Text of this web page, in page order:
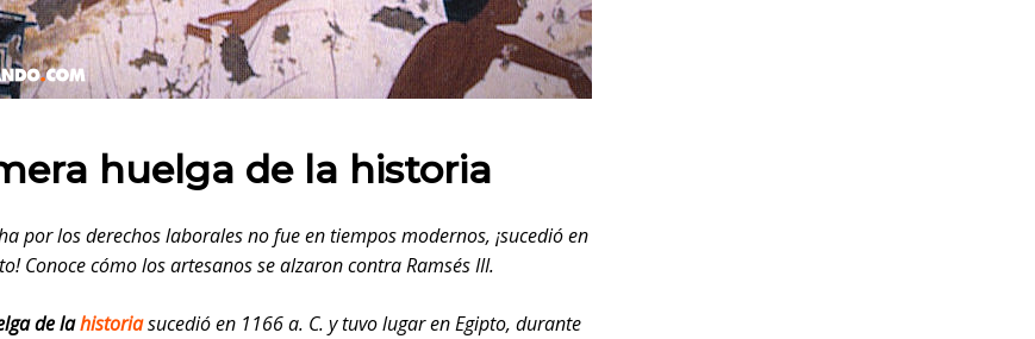
huelga de la historia
por los derechos laborales no fue en tiempos modernos, ¡sucedió en
Conoce cómo los artesanos se alzaron contra Ramsés III.
de lahistoriasucedió en 1166 a. C. y tuvo lugar en Egipto, durante